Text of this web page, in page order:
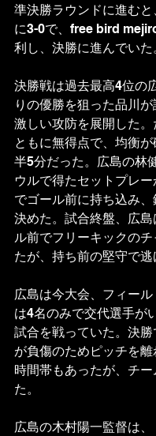
準決勝ラウンドに進む
に3-0で、free bird
利し、決勝に進んでいた
決勝戦は過去最高4位の
りの優勝を狙った品川
激しい攻防を展開した
ともに無得点で、均衡
半5分だった。広島の林
ウルで得たセットプレ
でゴール前に持ち込み
決めた。試合終盤、広
ル前でフリーキックのチ
たが、持ち前の堅守で逃
広島は今大会、フィー
は4名のみで交代選手が
試合を戦っていた。決
が負傷のためピッチを離
時間帯もあったが、チー
た。
広島の木村陽一監督は